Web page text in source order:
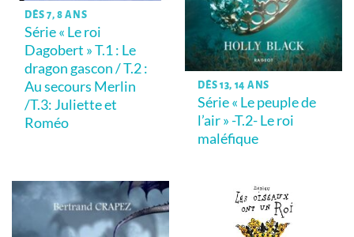
DÈS 7, 8 ANS
Série « Le roi
Dagobert » T.1 : Le
dragon gascon / T.2 :
Au secours Merlin
/T.3: Juliette et
Roméo
DÈS 13, 14 ANS
Série « Le peuple de
l’air » -T.2- Le roi
maléfique